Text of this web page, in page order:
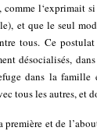
, comme l‘exprimait
et que le seul
tous. Ce
désocialisés,
dans la famille
tous les autres, et
et de